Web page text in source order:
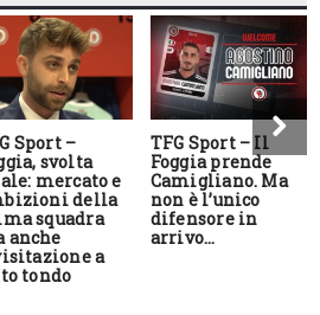
Sport –
svolta
mercato e
della
squadra
anche
a
tondo
TFG Sport – Il
Foggia prende
Camigliano. Ma
non è l’unico
difensore in
arrivo…